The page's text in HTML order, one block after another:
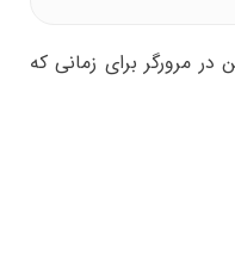
مرورگر برای زمانی که